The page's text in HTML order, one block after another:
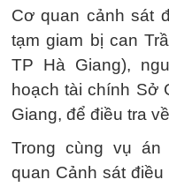
Cơ quan cảnh sát
tạm giam bị can
TP Hà Giang),
hoạch tài chính Sở
Giang, để điều tra
Trong cùng vụ án
quan Cảnh sát